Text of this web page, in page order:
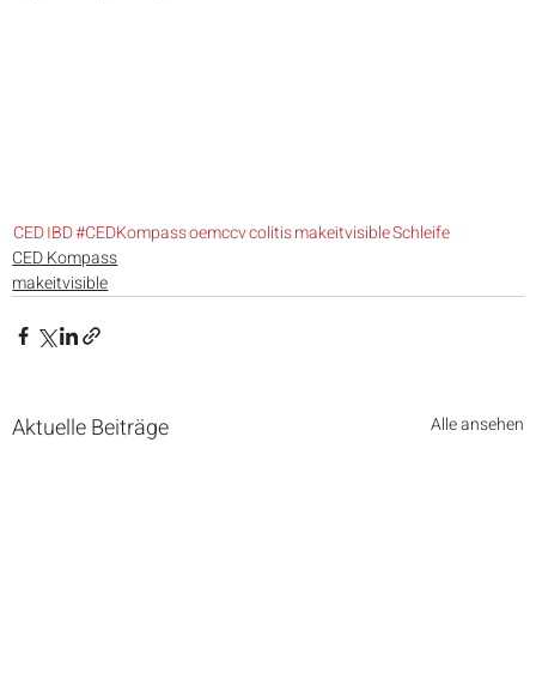
CEDIBD#CEDKompassoemccvcolitismakeitvisibleSchleife
CED Kompass
makeitvisible
Aktuelle Beiträge Alle ansehen